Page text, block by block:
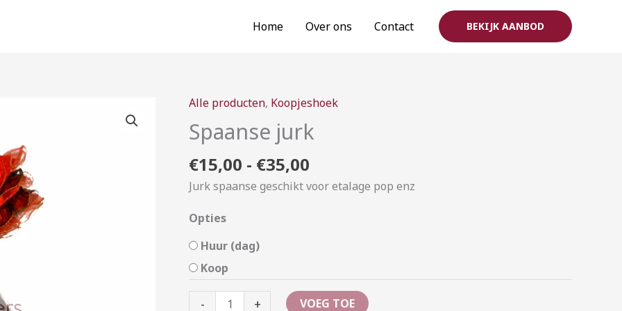
Home Over ons Contact BEKIJK AANBOD
Alle producten, Koopjeshoek
Spaanse jurk
€15,00 - €35,00
Prijsklasse:
€15,00
tot
Jurk spaanse geschikt voor etalage pop enz
Opties
Huur (dag)
Koop
-
Spaanse
jurk
aantal
+ VOEG TOE